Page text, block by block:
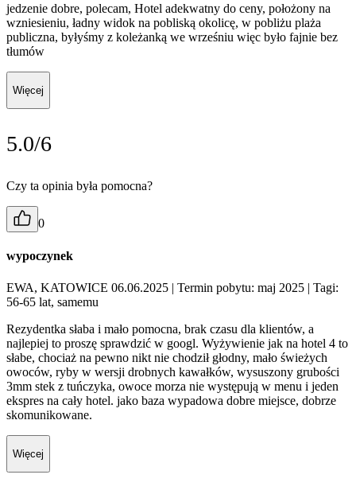
jedzenie dobre, polecam, Hotel adekwatny do ceny, położony na
wzniesieniu, ładny widok na pobliską okolicę, w pobliżu plaża
publiczna, byłyśmy z koleżanką we wrześniu więc było fajnie bez
tłumów
Więcej
5.0/6
Czy ta opinia była pomocna?
0
wypoczynek
EWA, KATOWICE 06.06.2025 | Termin pobytu: maj 2025 | Tagi:
56-65 lat, samemu
Rezydentka słaba i mało pomocna, brak czasu dla klientów, a
najlepiej to proszę sprawdzić w googl. Wyżywienie jak na hotel 4 to
słabe, chociaż na pewno nikt nie chodził głodny, mało świeżych
owoców, ryby w wersji drobnych kawałków, wysuszony grubości
3mm stek z tuńczyka, owoce morza nie występują w menu i jeden
ekspres na cały hotel. jako baza wypadowa dobre miejsce, dobrze
skomunikowane.
Więcej